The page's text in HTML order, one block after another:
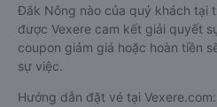
Đắk Nông nào của quý khách tại
được Vexere cam kết giải quyết
coupon giảm giá hoặc hoàn tiền
sự việc.
Hướng dẫn đặt vé tại Vexere.com: